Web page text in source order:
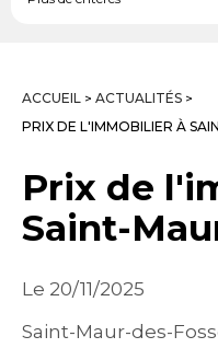
ACCUEIL > ACTUALITÉS >
PRIX DE L'IMMOBILIER À
Prix de
Saint-
Le 20/11/2025
Saint-Maur-des-